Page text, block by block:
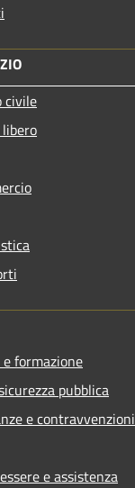
civile
e formazione
pubblica
e contravvenzioni
e assistenza